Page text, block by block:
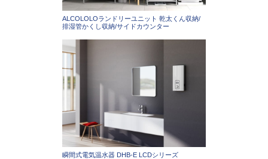
ALCOLOLOランドリーユニット 乾太くん収納/
排湿管かくし収納/サイドカウンター
瞬間式電気温水器 DHB-E LCDシリーズ